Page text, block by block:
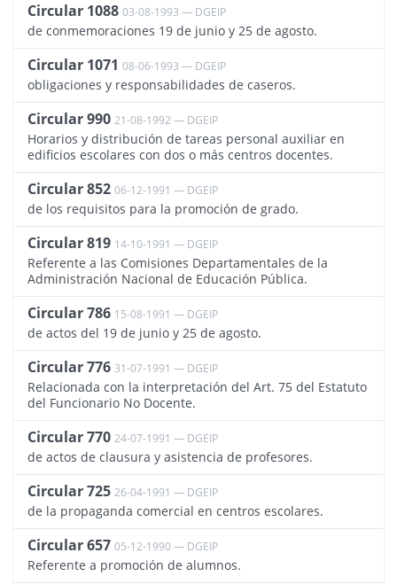
Circular 1088 03-08-1993 — DGEIP
de conmemoraciones 19 de junio y 25 de agosto.
Circular 1071 08-06-1993 — DGEIP
obligaciones y responsabilidades de caseros.
Circular 990 21-08-1992 — DGEIP
Horarios y distribución de tareas personal auxiliar en
edificios escolares con dos o más centros docentes.
Circular 852 06-12-1991 — DGEIP
de los requisitos para la promoción de grado.
Circular 819 14-10-1991 — DGEIP
Referente a las Comisiones Departamentales de la
Administración Nacional de Educación Pública.
Circular 786 15-08-1991 — DGEIP
de actos del 19 de junio y 25 de agosto.
Circular 776 31-07-1991 — DGEIP
Relacionada con la interpretación del Art. 75 del Estatuto
del Funcionario No Docente.
Circular 770 24-07-1991 — DGEIP
de actos de clausura y asistencia de profesores.
Circular 725 26-04-1991 — DGEIP
de la propaganda comercial en centros escolares.
Circular 657 05-12-1990 — DGEIP
Referente a promoción de alumnos.